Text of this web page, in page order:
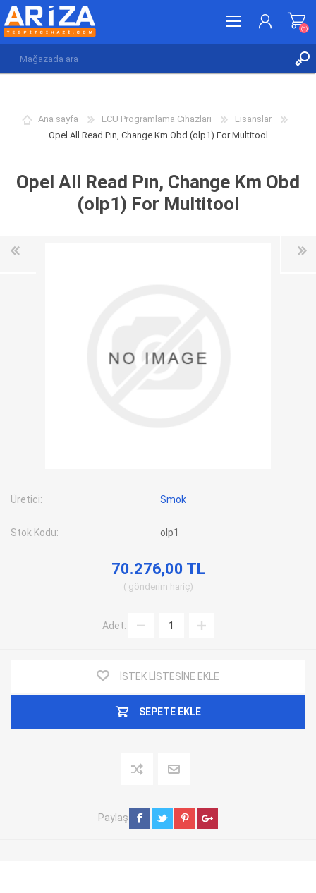
İSTEK LISTESI (0)
(0)
Ana sayfa ECU Programlama Cihazları
Lisanslar
Opel All Read Pın, Change Km Obd (olp1) For Multitool
Opel All Read Pın, Change Km Obd
(olp1) For Multitool
Üretici: Smok
Stok Kodu: olp1
70.276,00 TL
gönderim hariç
Adet:
İSTEK LISTESINE EKLE
SEPETE EKLE
Paylaş